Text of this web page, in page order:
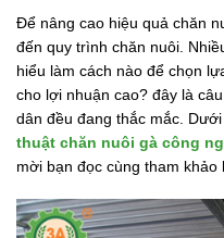
Để nâng cao hiệu quả chăn
đến quy trình chăn nuôi.
hiểu làm cách nào để chọn
cho lợi nhuận cao? đây là
dân đều đang thắc mắc.
thuật chăn nuôi gà công
mời bạn đọc cùng tham